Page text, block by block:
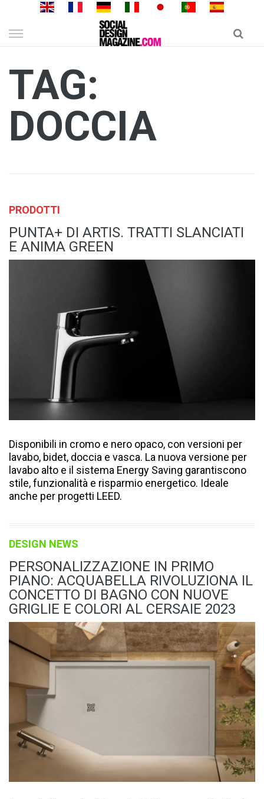
to
TAG:
DOCCIA
PRODOTTI
PUNTA+ DI ARTIS. TRATTI SLANCIATI
E ANIMA GREEN
Disponibili in cromo e nero opaco, con versioni per
lavabo, bidet, doccia e vasca. La nuova versione per
lavabo alto e il sistema Energy Saving garantiscono
stile, funzionalità e risparmio energetico. Ideale
anche per progetti LEED.
DESIGN NEWS
PERSONALIZZAZIONE IN PRIMO
PIANO: ACQUABELLA RIVOLUZIONA IL
CONCETTO DI BAGNO CON NUOVE
GRIGLIE E COLORI AL CERSAIE 2023